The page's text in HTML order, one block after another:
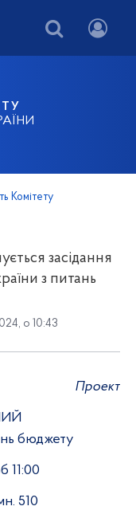
Комітету
засідання
з питань
о 10:43
Проект
бюджету
11:00
510